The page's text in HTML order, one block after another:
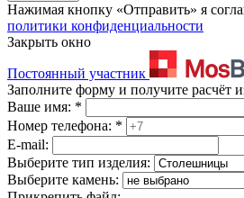
Нажимая кнопку «Отправить» я
политики конфиденциальности
Закрыть окно
Постоянный участник
Заполните форму и получите расчёт
Ваше имя: *
Номер телефона: *
E-mail:
Выберите тип изделия:
Выберите камень: